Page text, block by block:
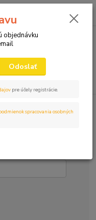
0,00 EUR
objednávku
Odoslať
pre účely registrácie.
spracovania osobných